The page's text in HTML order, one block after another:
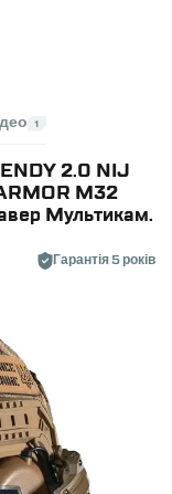
1
2.0 NIJ
M32
Мультикам.
Гарантія 5 років